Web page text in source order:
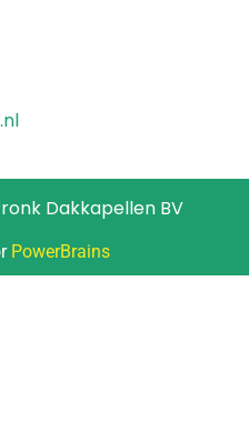
Dakkapellen BV
PowerBrains